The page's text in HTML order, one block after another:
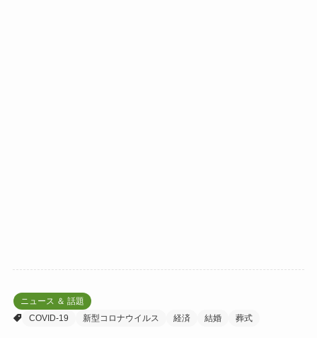
ニュース ＆ 話題
COVID-19
新型コロナウイルス 経済 結婚 葬式